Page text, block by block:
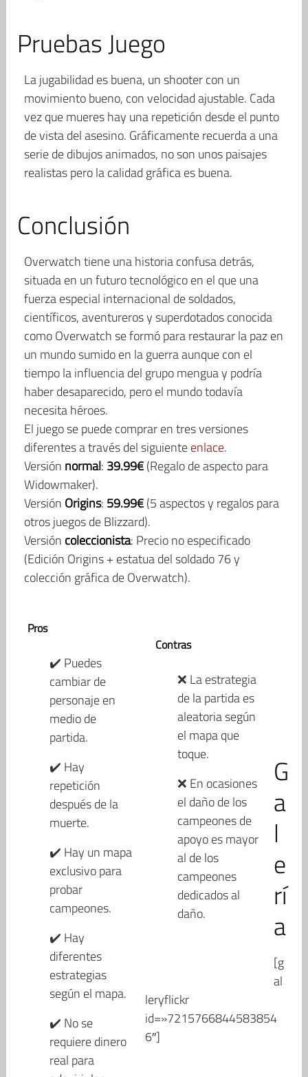
Pruebas Juego
La jugabilidad es buena, un shooter con un
movimiento bueno, con velocidad ajustable. Cada
vez que mueres hay una repetición desde el punto
de vista del asesino. Gráficamente recuerda a una
serie de dibujos animados, no son unos paisajes
realistas pero la calidad gráfica es buena.
Conclusión
Overwatch tiene una historia confusa detrás,
situada en un futuro tecnológico en el que una
fuerza especial internacional de soldados,
científicos, aventureros y superdotados conocida
como Overwatch se formó para restaurar la paz en
un mundo sumido en la guerra aunque con el
tiempo la influencia del grupo mengua y podría
haber desaparecido, pero el mundo todavía
necesita héroes.
El juego se puede comprar en tres versiones
diferentes a través del siguienteenlace.
Versión normal: 39.99€(Regalo de aspecto para
Widowmaker).
Versión Origins: 59.99€(5 aspectos y regalos para
otros juegos de Blizzard).
Versión coleccionista: Precio no especificado
(Edición Origins + estatua del soldado 76 y
colección gráfica de Overwatch).
Pros
✔️ Puedes
cambiar de
personaje en
medio de
partida.
✔️ Hay
repetición
después de la
muerte.
✔️ Hay un mapa
exclusivo para
probar
campeones.
✔️ Hay
diferentes
estrategias
según el mapa.
✔️ No se
requiere dinero
real para
Contras
❌ La estrategia
de la partida es
aleatoria según
el mapa que
toque.
❌ En ocasiones
el daño de los
campeones de
apoyo es mayor
al de los
campeones
dedicados al
daño.
G
a
l
e
rí
a
[g
al
leryflickr
id=»7215766844583854
6″]